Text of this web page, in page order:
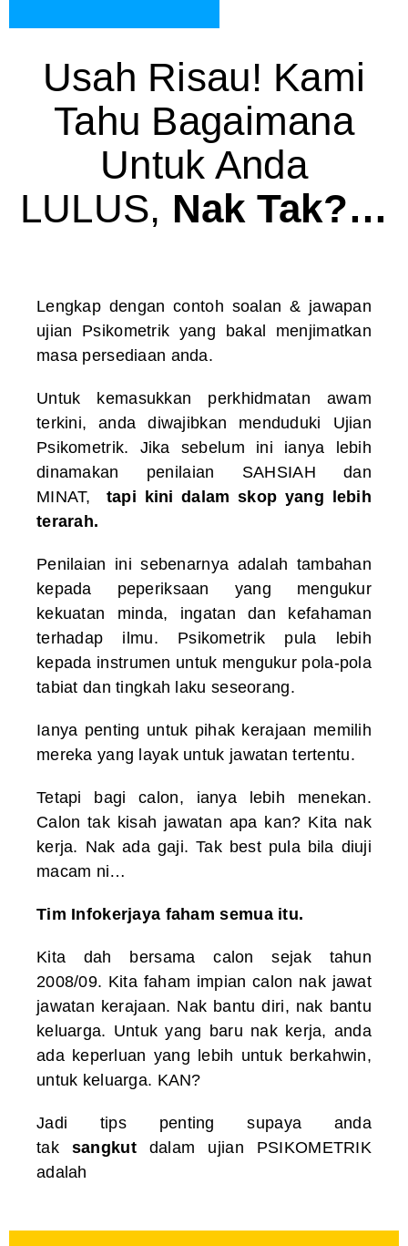
Usah Risau! Kami
Tahu Bagaimana
Untuk Anda
LULUS, Nak Tak?…
Lengkap dengan contoh soalan & jawapan
ujian Psikometrik yang bakal menjimatkan
masa persediaan anda.
Untuk kemasukkan perkhidmatan awam
terkini, anda diwajibkan menduduki Ujian
Psikometrik. Jika sebelum ini ianya lebih
dinamakan penilaian SAHSIAH dan
MINAT,
tapi kini dalam skop yang lebih
terarah.
Penilaian ini sebenarnya adalah tambahan
kepada peperiksaan yang mengukur
kekuatan minda, ingatan dan kefahaman
terhadap ilmu. Psikometrik pula lebih
kepada instrumen untuk mengukur pola-pola
tabiat dan tingkah laku seseorang.
Ianya penting untuk pihak kerajaan memilih
mereka yang layak untuk jawatan tertentu.
Tetapi bagi calon, ianya lebih menekan.
Calon tak kisah jawatan apa kan? Kita nak
kerja. Nak ada gaji. Tak best pula bila diuji
macam ni…
Tim Infokerjaya faham semua itu.
Kita dah bersama calon sejak tahun
2008/09. Kita faham impian calon nak jawat
jawatan kerajaan. Nak bantu diri, nak bantu
keluarga. Untuk yang baru nak kerja, anda
ada keperluan yang lebih untuk berkahwin,
untuk keluarga. KAN?
Jadi tips penting supaya anda
tak sangkut dalam ujian PSIKOMETRIK
adalah